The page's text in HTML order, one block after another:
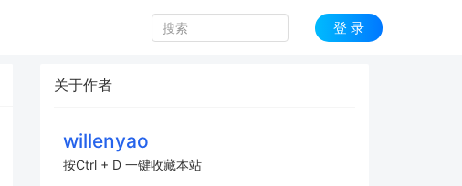
登 录
关于作者
willenyao
按Ctrl + D 一键收藏本站